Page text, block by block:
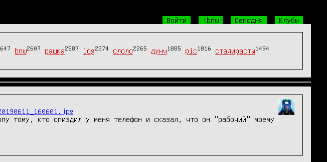
Войти !bnw Сегодня Клубы
bnw2607 рашка2587 log2374 ололо2265 дунч1885 pic1816 сталирасты1494
тому, кто спиздил у меня телефон и сказал, что он "рабочий" моему